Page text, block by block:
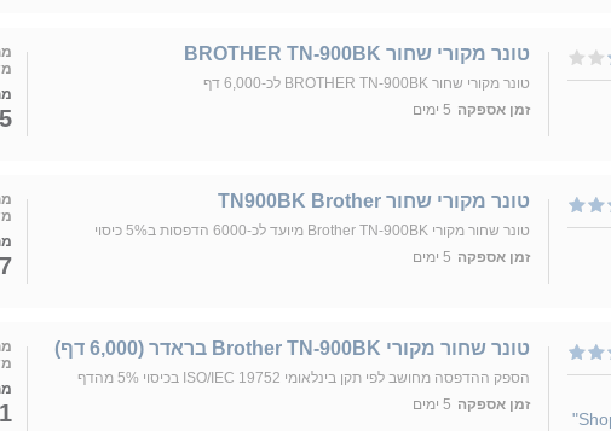
טונר מקורי שחור BROTHER TN-900BK
טונר מקורי שחור BROTHER TN-900BK לכ-6,000 דף
זמן אספקה 5 ימים
טונר מקורי שחור TN900BK Brother
טונר שחור מקורי Brother TN-900BK מיועד לכ-6000 הדפסות ב5% כיסוי
זמן אספקה 5 ימים
טונר שחור מקורי Brother TN-900BK בראדר (6,000 דף)
הספק ההדפסה מחושב לפי תקן בינלאומי ISO/IEC 19752 בכיסוי 5% מהדף
זמן אספקה 5 ימים